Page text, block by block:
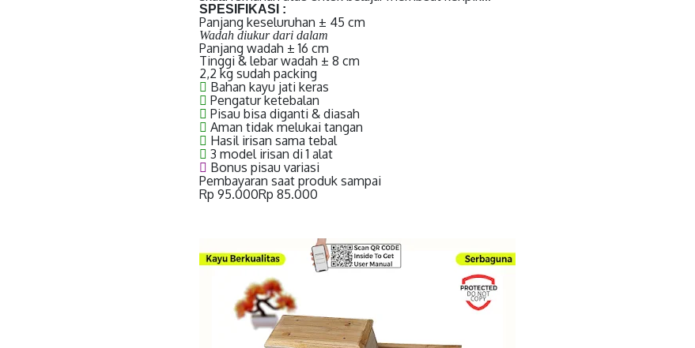
SPESIFIKASI :
Panjang keseluruhan ± 45 cm
Wadah diukur dari dalam
Panjang wadah ± 16 cm
Tinggi & lebar wadah ± 8 cm
2,2 kg sudah packing
Bahan kayu jati keras
Pengatur ketebalan
Pisau bisa diganti & diasah
Aman tidak melukai tangan
Hasil irisan sama tebal
3 model irisan di 1 alat
Bonus pisau variasi
Pembayaran saat produk sampai
Rp 95.000Rp 85.000